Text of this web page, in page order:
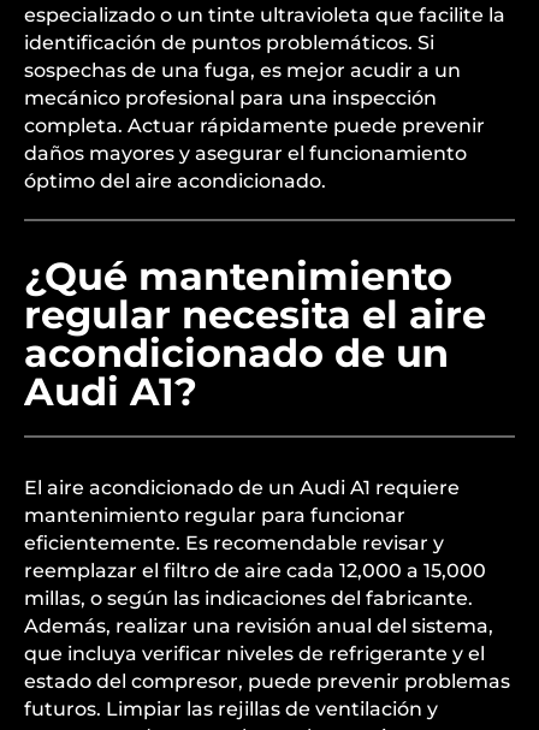
especializado o un tinte ultravioleta que facilite la
identificación de puntos problemáticos. Si
sospechas de una fuga, es mejor acudir a un
mecánico profesional para una inspección
completa. Actuar rápidamente puede prevenir
daños mayores y asegurar el funcionamiento
óptimo del aire acondicionado.
¿Qué mantenimiento
regular necesita el aire
acondicionado de un
Audi A1?
El aire acondicionado de un Audi A1 requiere
mantenimiento regular para funcionar
eficientemente. Es recomendable revisar y
reemplazar el filtro de aire cada 12,000 a 15,000
millas, o según las indicaciones del fabricante.
Además, realizar una revisión anual del sistema,
que incluya verificar niveles de refrigerante y el
estado del compresor, puede prevenir problemas
futuros. Limpiar las rejillas de ventilación y